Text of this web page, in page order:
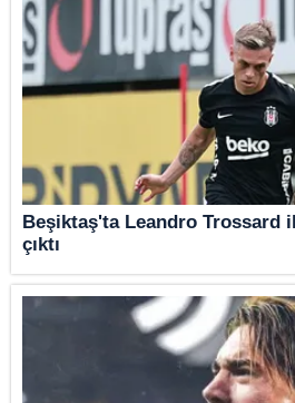
Beşiktaş'ta Leandro Trossard
çıktı